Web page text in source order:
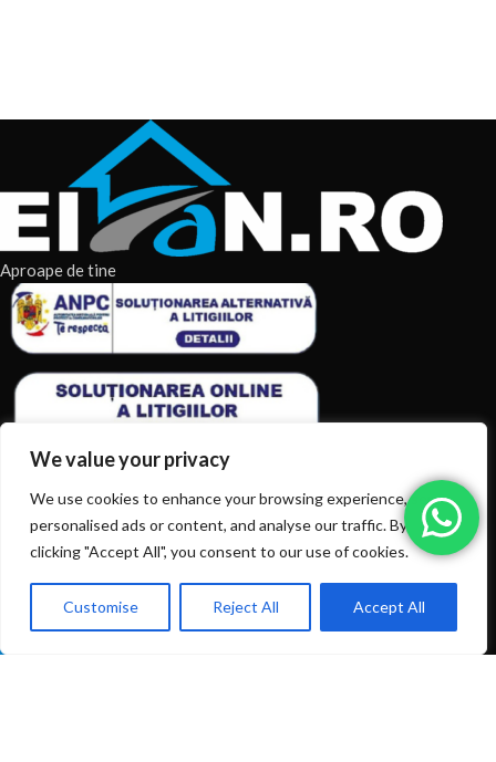
We value your privacy
We use cookies to enhance your browsing experience, serve
personalised ads or content, and analyse our traffic. By
clicking "Accept All", you consent to our use of cookies.
Customise Reject All Accept All
Ai intrebări? Sună la: +40720366616
Aproape de tine
ARTICOLE RECENTE
TERMENI & CONDITII
CATEGORII DE PRODUSE
0